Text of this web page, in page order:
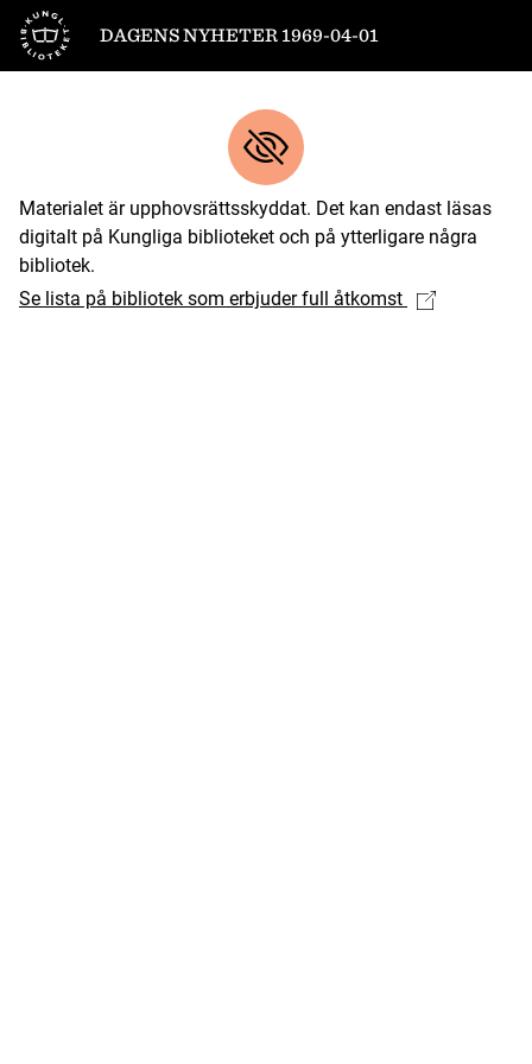
Till startsidan
DAGENS NYHETER 1969-04-01
Materialet är upphovsrättsskyddat. Det kan endast läsas
digitalt på Kungliga biblioteket och på ytterligare några
bibliotek.
Se lista på bibliotek som erbjuder full åtkomst